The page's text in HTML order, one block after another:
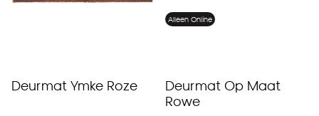
Deurmat Ymke Roze
Alleen Online
Deurmat Op Maat
Rowe